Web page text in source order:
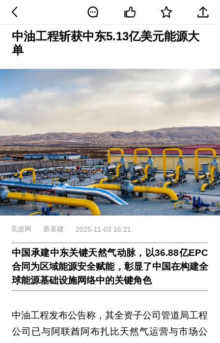
中油工程斩获中东5.13亿美元能源大
单
见道网 新基建 2025-11-03 16:21
中国承建中东关键天然气动脉，以36.88亿EPC
合同为区域能源安全赋能，彰显了中国在构建全
球能源基础设施网络中的关键角色
中油工程发布公告称，其全资子公司管道局工程
公司已与阿联酋阿布扎比天然气运营与市场公